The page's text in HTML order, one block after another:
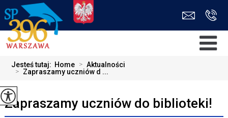
Jesteś tutaj: Home > Aktualności
> Zapraszamy uczniów d ...
Zapraszamy uczniów do biblioteki!